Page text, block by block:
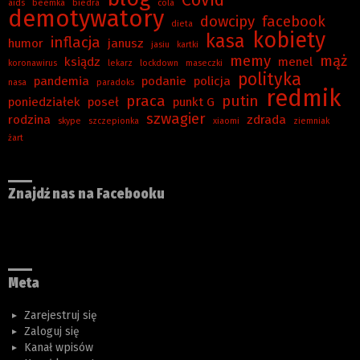
aids beemka biedra cola
demotywatory dieta dowcipy facebook
humor inflacja janusz jasiu kartki kasa kobiety
koronawirus ksiądz lekarz lockdown maseczki memy menel mąż
nasa pandemia paradoks podanie policja polityka
poniedziałek poseł praca punkt G putin redmik
rodzina skype szczepionka szwagier xiaomi zdrada
ziemniak
żart
Znajdź nas na Facebooku
Meta
Zarejestruj się
Zaloguj się
Kanał wpisów